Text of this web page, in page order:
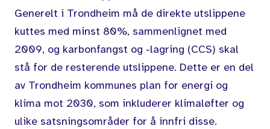
Generelt i Trondheim må de direkte utslippene
kuttes med minst 80%, sammenlignet med
2009, og karbonfangst og -lagring (CCS) skal
stå for de resterende utslippene. Dette er en del
av Trondheim kommunes plan for energi og
klima mot 2030, som inkluderer klimaløfter og
ulike satsningsområder for å innfri disse.